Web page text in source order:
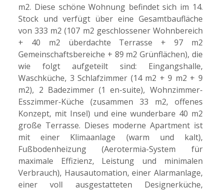
m2. Diese schöne Wohnung befindet sich im 14.
Stock und verfügt über eine Gesamtbaufläche
von 333 m2 (107 m2 geschlossener Wohnbereich
+ 40 m2 überdachte Terrasse + 97 m2
Gemeinschaftsbereiche + 89 m2 Grünflächen), die
wie folgt aufgeteilt sind: Eingangshalle,
Waschküche, 3 Schlafzimmer (14 m2 + 9 m2 + 9
m2), 2 Badezimmer (1 en-suite), Wohnzimmer-
Esszimmer-Küche (zusammen 33 m2, offenes
Konzept, mit Insel) und eine wunderbare 40 m2
große Terrasse. Dieses moderne Apartment ist
mit einer Klimaanlage (warm und kalt),
Fußbodenheizung (Aerotermia-System für
maximale Effizienz, Leistung und minimalen
Verbrauch), Hausautomation, einer Alarmanlage,
einer voll ausgestatteten Designerküche,